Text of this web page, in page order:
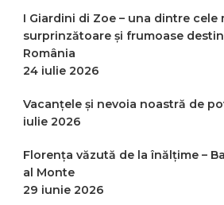
I Giardini di Zoe – una dintre cele
surprinzătoare și frumoase
România
24 iulie 2026
Vacanțele și nevoia noastră de
iulie 2026
Florența văzută de la înălțime –
al Monte
29 iunie 2026